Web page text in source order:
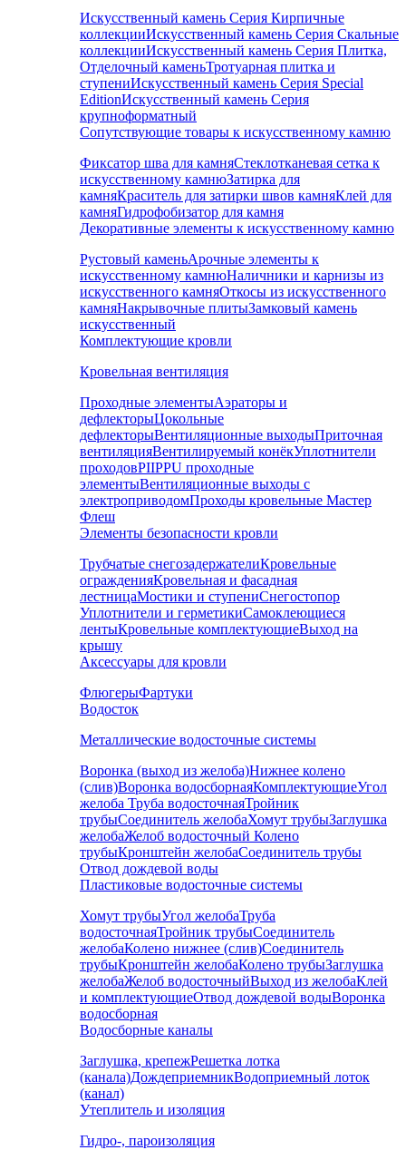
Искусственный камень Серия Кирпичные
коллекцииИскусственный камень Серия Скальные
коллекцииИскусственный камень Серия Плитка,
Отделочный каменьТротуарная плитка и
ступениИскусственный камень Серия Special
EditionИскусственный камень Серия
крупноформатный
Сопутствующие товары к искусственному камню
Фиксатор шва для камняСтеклотканевая сетка к
искусственному камнюЗатирка для
камняКраситель для затирки швов камняКлей для
камняГидрофобизатор для камня
Декоративные элементы к искусственному камню
Рустовый каменьАрочные элементы к
искусственному камнюНаличники и карнизы из
искусственного камняОткосы из искусственного
камняНакрывочные плитыЗамковый камень
искусственный
Комплектующие кровли
Кровельная вентиляция
Проходные элементыАэраторы и
дефлекторыЦокольные
дефлекторыВентиляционные выходыПриточная
вентиляцияВентилируемый конёкУплотнители
проходовPIIPPU проходные
элементыВентиляционные выходы с
электроприводомПроходы кровельные Мастер
Флеш
Элементы безопасности кровли
Трубчатые снегозадержателиКровельные
огражденияКровельная и фасадная
лестницаМостики и ступениСнегостопор
Уплотнители и герметикиСамоклеющиеся
лентыКровельные комплектующиеВыход на
крышу
Аксессуары для кровли
ФлюгерыФартуки
Водосток
Металлические водосточные системы
Воронка (выход из желоба)Нижнее колено
(слив)Воронка водосборнаяКомплектующиеУгол
желоба Труба водосточнаяТройник
трубыСоединитель желобаХомут трубыЗаглушка
желобаЖелоб водосточный Колено
трубыКронштейн желобаСоединитель трубы
Отвод дождевой воды
Пластиковые водосточные системы
Хомут трубыУгол желобаТруба
водосточнаяТройник трубыСоединитель
желобаКолено нижнее (слив)Соединитель
трубыКронштейн желобаКолено трубыЗаглушка
желобаЖелоб водосточныйВыход из желобаКлей
и комплектующиеОтвод дождевой водыВоронка
водосборная
Водосборные каналы
Заглушка, крепежРешетка лотка
(канала)ДождеприемникВодоприемный лоток
(канал)
Утеплитель и изоляция
Гидро-, пароизоляция